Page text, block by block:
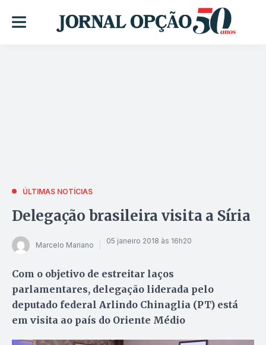
ÚLTIMAS NOTÍCIAS
Delegação brasileira visita a Síria
Marcelo Mariano 05 janeiro 2018 às 16h20
Com o objetivo de estreitar laços
parlamentares, delegação liderada pelo
deputado federal Arlindo Chinaglia (PT) está
em visita ao país do Oriente Médio